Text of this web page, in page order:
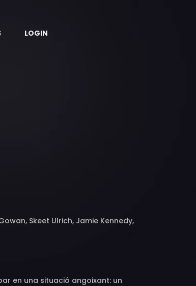
LOGIN
Skeet Ulrich, Jamie Kennedy,
Kevin Patrick Walls, David
C.W. Morgan, Frances Lee
Canning, Bonnie Wood, Aurora
en una situació angoixant: un